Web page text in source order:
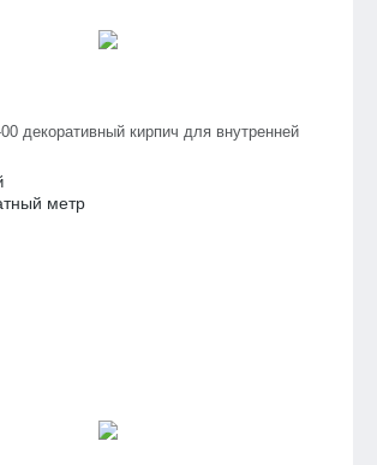
декоративный кирпич для внутренней
метр